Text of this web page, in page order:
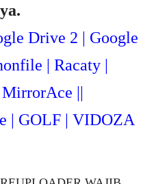
Drive 2 | Google
| Racaty |
||
| GOLF | VIDOZA